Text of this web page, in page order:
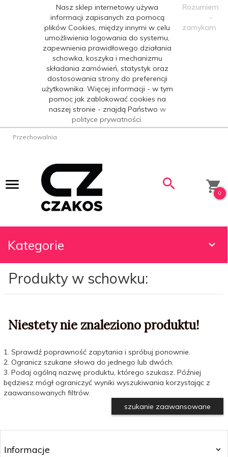
Nasz sklep internetowy używa
informacji zapisanych za pomocą
plików Cookies, między innymi w celu
umożliwienia logowania do systemu,
zapewnienia prawidłowego działania
schowka, koszyka i mechanizmu
składania zamówień, statystyk oraz
dostosowania strony do preferencji
użytkownika. Więcej informacji - w tym
pomoc jak zablokować cookies na
naszej stronie - znajdą Państwo w
polityce prywatności.
Rozumiem
-
zamykam
Przechowalnia
0
Kategorie
Produkty w schowku:
Niestety nie znaleziono produktu!
1. Sprawdź poprawność zapytania i spróbuj ponownie.
2. Ogranicz szukane słowa do jednego lub dwóch.
3. Podaj ogólną nazwę produktu, którego szukasz. Później
będziesz mógł ograniczyć wyniki wyszukiwania korzystając z
zaawansowanych filtrów.
szukanie zaawansowane
Informacje